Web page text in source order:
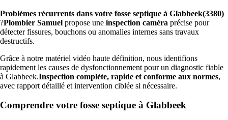
Problèmes récurrents dans votre fosse septique à Glabbeek(3380)
?Plombier Samuel propose une inspection caméra précise pour
détecter fissures, bouchons ou anomalies internes sans travaux
destructifs.
Grâce à notre matériel vidéo haute définition, nous identifions
rapidement les causes de dysfonctionnement pour un diagnostic fiable
à Glabbeek.Inspection complète, rapide et conforme aux normes,
avec rapport détaillé et intervention ciblée si nécessaire.
Comprendre votre fosse septique à Glabbeek